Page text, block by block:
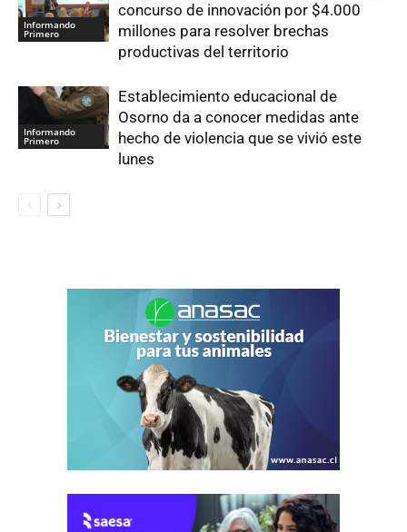
Informando
Primero
concurso de innovación por $4.000
millones para resolver brechas
productivas del territorio
Informando
Primero
Establecimiento educacional de
Osorno da a conocer medidas ante
hecho de violencia que se vivió este
lunes